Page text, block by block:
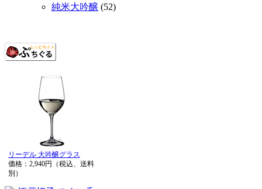
純米大吟醸 (52)
リーデル 大吟醸グラス
価格：2,940円（税込、送料
別）